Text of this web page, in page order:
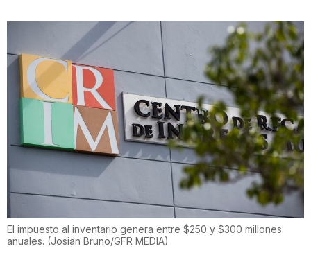
El impuesto al inventario genera entre $250 y $300 millones
anuales. (Josian Bruno/GFR MEDIA)